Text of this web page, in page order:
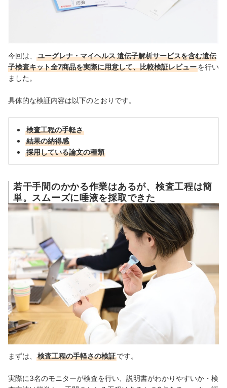
今回は、
ユーグレナ・マイヘルス 遺伝子解析サービスを含む遺伝
子検査キット全7商品を実際に用意して、比較検証レビューを行い
ました。
具体的な検証内容は以下のとおりです。
検査工程の手軽さ
結果の納得感
採用している論文の種類
若干手間のかかる作業はあるが、検査工程は簡
単。スムーズに唾液を採取できた
まずは、 検査工程の手軽さの検証です。
実際に3名のモニターが検査を行い、説明書がわかりやすいか・検